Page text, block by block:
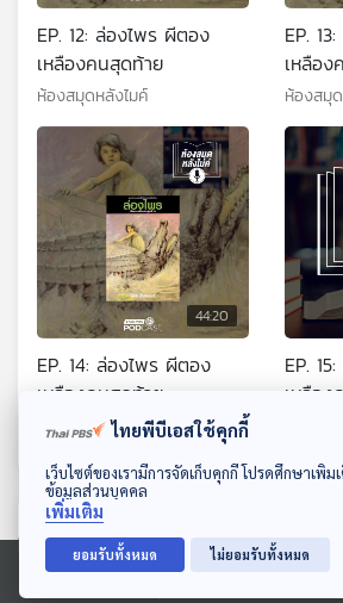
ดาวน์โหลด Thai PBS Podcast Application
Ⓒ 2020 องค์การกระจายเสียงและแพร่ภาพสาธารณะแห่งประเทศไทย
EP. 12: ล่องไพร ผีตอง
เหลืองคนสุดท้าย
ห้องสมุดหลังไมค์
EP.
เหลือ
ห้องสมุ
44:20
EP. 14: ล่องไพร ผีตอง
เหลืองคนสุดท้าย
ห้องสมุดหลังไมค์
EP.
เหลือ
ตอนที่เกี่ยวข้อง
ไทยพีบีเอสใช้คุกกี้
เว็บไซต์ของเรามีการจัดเก็บคุกกี้ โปรดศึกษาเพิ่
ข้อมูลส่วนบุคคล
เพิ่มเติม
ยอมรับทั้งหมด ไม่ยอมรับทั้งหมด